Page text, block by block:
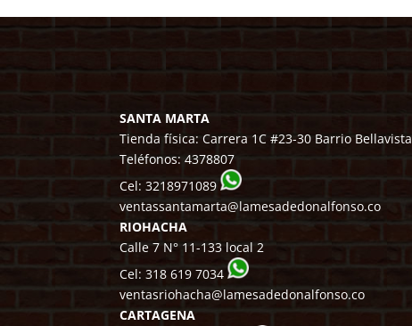
SANTA MARTA
Tienda física: Carrera 1C #23-30 Barrio Bellavista
Teléfonos:4378807
Cel:3218971089
ventassantamarta@lamesadedonalfonso.co
RIOHACHA
Calle 7 N° 11-133 local 2
Cel:318 619 7034
ventasriohacha@lamesadedonalfonso.co
CARTAGENA